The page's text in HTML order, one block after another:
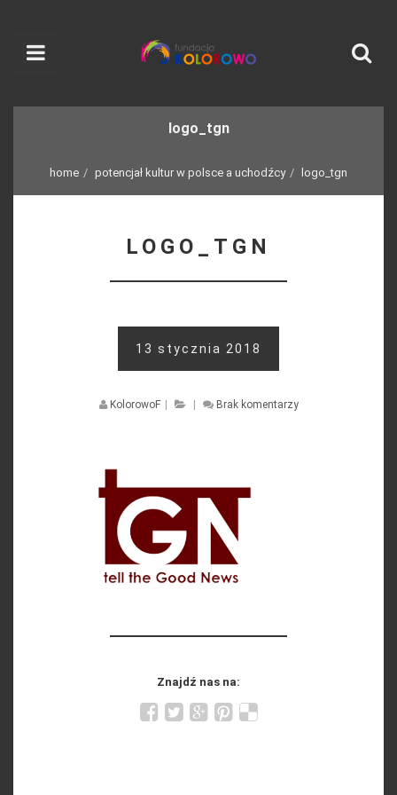
logo_tgn
home potencjał kultur w polsce a uchodźcy logo_tgn
LOGO_TGN
13 stycznia 2018
KolorowoF Brak komentarzy
Znajdź nas na: